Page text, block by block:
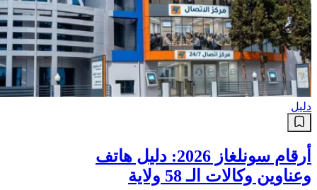
دليل
أرقام سونلغاز 2026: دليل هاتف
وعناوين وكالات الـ 58 ولاية